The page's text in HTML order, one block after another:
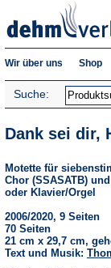
Wir über uns Shop
Suche:
Dank sei dir,
Motette für
Chor (SSASATB)
oder Klavier/Orgel
2006/2020, 9 Seiten
70 Seiten
21 cm x 29,7 cm,
Text und Musik: